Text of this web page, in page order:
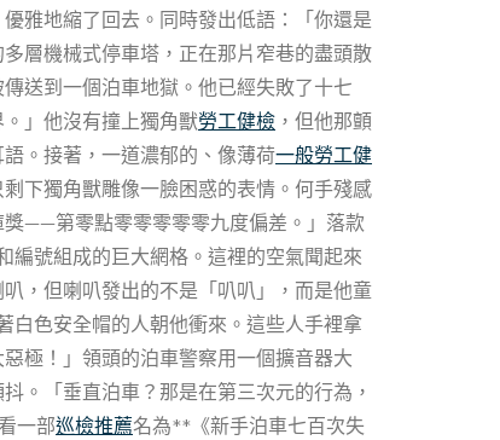
雅地縮了回去。同時發出低語：「你還是
層機械式停車塔，正在那片窄巷的盡頭散
送到一個泊車地獄。他已經失敗了十七
」他沒有撞上獨角獸勞工健檢 ，但他那顫
。接著，一道濃郁的、像薄荷一般勞工健
下獨角獸雕像一臉困惑的表情。何手殘感
——第零點零零零零零九度偏差。」落款
編號組成的巨大網格。這裡的空氣聞起來
，但喇叭發出的不是「叭叭」，而是他童
白色安全帽的人朝他衝來。這些人手裡拿
極！」領頭的泊車警察用一個擴音器大
。「垂直泊車？那是在第三次元的行為，
一部巡檢推薦名為**《新手泊車七百次失